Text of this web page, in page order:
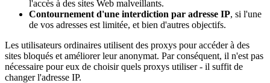
l'accès à des sites Web malveillants.
Contournement d'une interdiction par adresse IP, si l'une
de vos adresses est limitée, et bien d'autres objectifs.
Les utilisateurs ordinaires utilisent des proxys pour accéder à des
sites bloqués et améliorer leur anonymat. Par conséquent, il n'est pas
nécessaire pour eux de choisir quels proxys utiliser - il suffit de
changer l'adresse IP.